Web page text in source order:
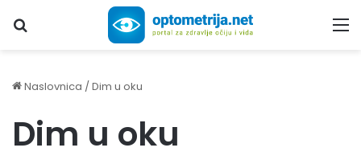
Upiši traženi pojam...
Naslovnica /Dim u oku
Dim u oku